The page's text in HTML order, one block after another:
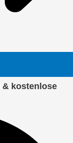
& kostenlose